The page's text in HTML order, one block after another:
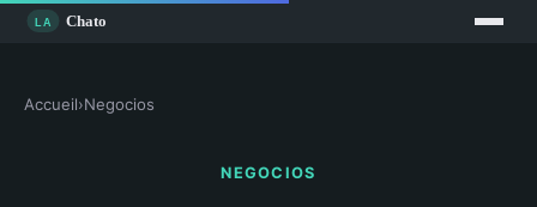
Accueil›Negocios
NEGOCIOS